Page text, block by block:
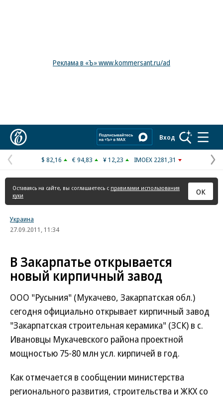
Реклама в «Ъ» www.kommersant.ru/ad
Вход
Предыдущая
страница
$ 82,16 € 94,83 ¥ 12,23 IMOEX 2281,31
Оставаясь на сайте, вы соглашаетесь с правилами использования
куки
ОК
Украина
27.09.2011, 11:34
В Закарпатье открывается
новый кирпичный завод
ООО "Русыния" (Мукачево, Закарпатская обл.)
сегодня официально открывает кирпичный завод
"Закарпатская строительная керамика" (ЗСК) в с.
Ивановцы Мукачевского района проектной
мощностью 75-80 млн усл. кирпичей в год.
Как отмечается в сообщении министерства
регионального развития, строительства и ЖКХ со